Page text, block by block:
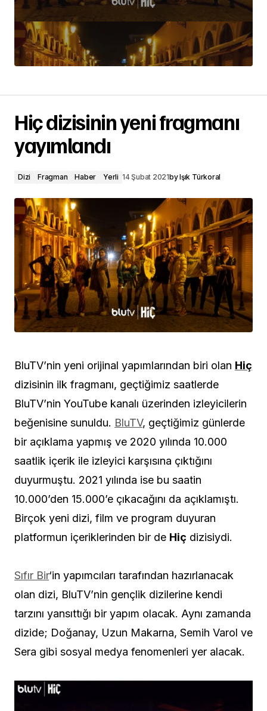
Hiç dizisinin yeni fragmanı
yayımlandı
Dizi Fragman Haber Yerli 14 Şubat 2021byIşık Türkoral
BluTV’nin yeni orijinal yapımlarından biri olan Hiç
dizisinin ilk fragmanı, geçtiğimiz saatlerde
BluTV’nin YouTube kanalı üzerinden izleyicilerin
beğenisine sunuldu. BluTV, geçtiğimiz günlerde
bir açıklama yapmış ve 2020 yılında 10.000
saatlik içerik ile izleyici karşısına çıktığını
duyurmuştu. 2021 yılında ise bu saatin
10.000’den 15.000’e çıkacağını da açıklamıştı.
Birçok yeni dizi, film ve program duyuran
platformun içeriklerinden bir de Hiç dizisiydi.
Sıfır Bir‘in yapımcıları tarafından hazırlanacak
olan dizi, BluTV’nin gençlik dizilerine kendi
tarzını yansıttığı bir yapım olacak. Aynı zamanda
dizide; Doğanay, Uzun Makarna, Semih Varol ve
Sera gibi sosyal medya fenomenleri yer alacak.